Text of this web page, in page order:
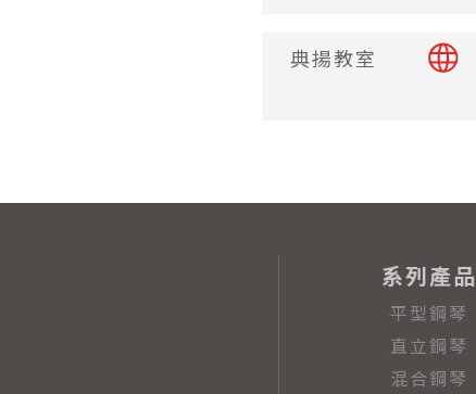
典揚教室
系列產品
平型鋼琴
直立鋼琴
混合鋼琴